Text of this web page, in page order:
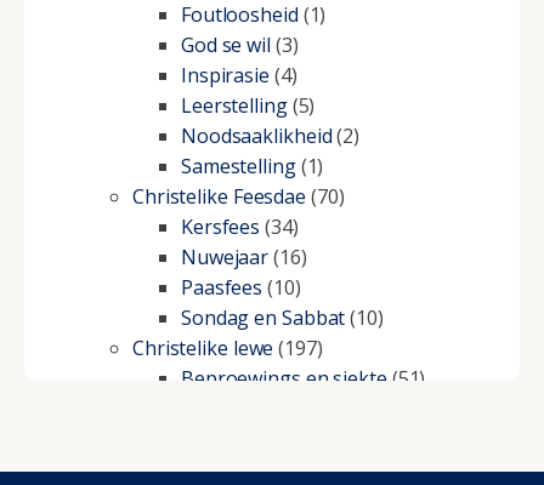
Foutloosheid (1)
God se wil (3)
Inspirasie (4)
Leerstelling(5)
Noodsaaklikheid(2)
Samestelling(1)
Christelike Feesdae (70)
Kersfees (34)
Nuwejaar(16)
Paasfees (10)
Sondag en Sabbat(10)
Christelike lewe (197)
Beproewings en siekte (51)
Geestelike Groei(10)